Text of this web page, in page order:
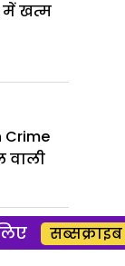
में खत्म
Crime
वाली